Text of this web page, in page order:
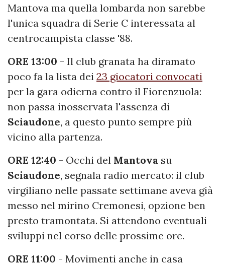
Mantova ma quella lombarda non sarebbe
l'unica squadra di Serie C interessata al
centrocampista classe '88.
ORE 13:00 - Il club granata ha diramato
poco fa la lista dei 23 giocatori convocati
per la gara odierna contro il Fiorenzuola:
non passa inosservata l'assenza di
Sciaudone, a questo punto sempre più
vicino alla partenza.
ORE 12:40 - Occhi del Mantova su
Sciaudone, segnala radio mercato: il club
virgiliano nelle passate settimane aveva già
messo nel mirino Cremonesi, opzione ben
presto tramontata. Si attendono eventuali
sviluppi nel corso delle prossime ore.
ORE 11:00 - Movimenti anche in casa